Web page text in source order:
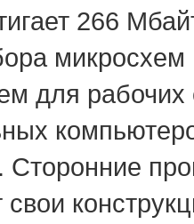
266
для рабочих
свои